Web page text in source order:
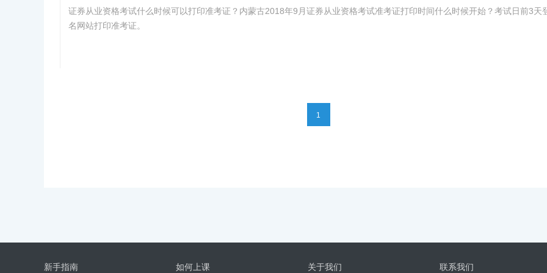
证券从业资格考试什么时候可以打印准考证？内蒙古2018年9月证券从业资格考试准考证打印时间什么时候开始？考试日前3天
名网站打印准考证。
1
新手指南 如何上课 关于我们 联系我们